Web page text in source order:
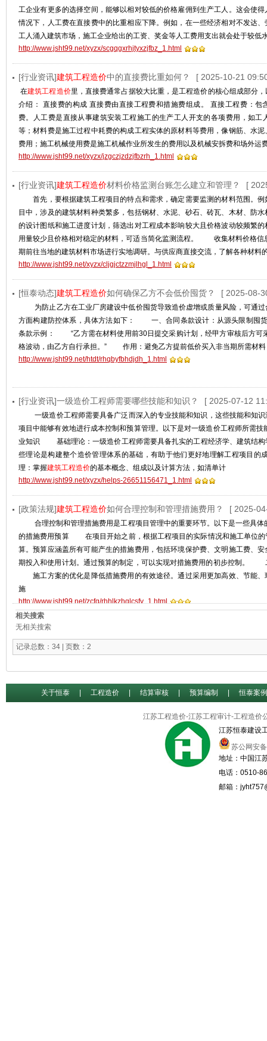
工企业有更多的选择空间，能够以相对较低的价格雇佣到生产工人。这会使
情况下，人工费在直接费中的比重相应下降。例如，在一些经济相对不发达
工人涌入建筑市场，施工企业给出的工资、奖金等人工费用支出就会处于较低
http://www.jsht99.net/xyzx/scgqgxrhjtyxzjfbz_1.html
[行业资讯]建筑工程造价中的直接费比重如何？ [ 2025-10-21
在建筑工程造价里，直接费通常占据较大比重，是工程造价的核心组成部分
介绍： 直接费的构成 直接费由直接工程费和措施费组成。 ‌直接工程费‌：包
费。人工费是直接从事建筑安装工程施工的生产工人开支的各项费用，如工
等；材料费是施工过程中耗费的构成工程实体的原材料等费用，像钢筋、水
费用；施工机械使用费是施工机械作业所发生的费用以及机械安拆费和场外运
http://www.jsht99.net/xyzx/jzgczjzdzjfbzrh_1.html
[行业资讯]建筑工程造价材料价格监测台账怎么建立和管理？ [
首先，要根据建筑工程项目的特点和需求，确定需要监测的材料范围。例
目中，涉及的建筑材料种类繁多，包括钢材、水泥、砂石、砖瓦、木材、防
的设计图纸和施工进度计划，筛选出对工程成本影响较大且价格波动较频繁
用量较少且价格相对稳定的材料，可适当简化监测流程。 收集材料价格
期前往当地的建筑材料市场进行实地调研。与供应商直接交流，了解各种材料
http://www.jsht99.net/xyzx/cljgjctzzmjlhgl_1.html
[恒泰动态]建筑工程造价如何确保乙方不会低价囤货？ [ 2025-08-
为防止乙方在工业厂房建设中低价囤货导致造价虚增或质量风险，可通过‌
方面构建防控体系，具体方法如下： 一、合同条款设计：从源头限
条款示例‌： “乙方需在材料使用前30日提交采购计划，经甲方审核后方可
格波动，由乙方自行承担。” ‌作用‌：避免乙方提前低价买入非当期所需材料
http://www.jsht99.net/htdt/rhqbyfbhdjdh_1.html
[行业资讯]一级造价工程师需要哪些技能和知识？ [ 2025-07-12
一级造价工程师需要具备广泛而深入的专业技能和知识，这些技能和知识
项目中能够有效地进行成本控制和预算管理。以下是对一级造价工程师所
业知识 ‌基础理论‌：一级造价工程师需要具备扎实的工程经济学、建筑结构
些理论是构建整个造价管理体系的基础，有助于他们更好地理解工程项
理‌：掌握建筑工程造价的基本概念、组成以及计算方法，如清单计
http://www.jsht99.net/xyzx/helps-26651156471_1.html
[政策法规]建筑工程造价如何合理控制和管理措施费用？ [ 2025-
合理控制和管理措施费用是工程项目管理中的重要环节。以下是一些具
的措施费用预算 在项目开始之前，根据工程项目的实际情况和施工单位的
算。预算应涵盖所有可能产生的措施费用，包括环境保护费、文明施工费、
期投入和使用计划。通过预算的制定，可以实现对措施费用的初步控制。
施工方案的优化是降低措施费用的有效途径。通过采用更加高效、节能、
施
http://www.jsht99.net/zcfg/rhhlkzhglcsfy_1.html
相关搜索
无相关搜索
记录总数：34 | 页数：2
关于恒泰 工程造价 结算审核 预算编制 恒泰案
江苏工程造价-江苏工程审计-工程造价
江苏恒泰建设
苏公网安
地址：中国江
电话：0510-
邮箱：